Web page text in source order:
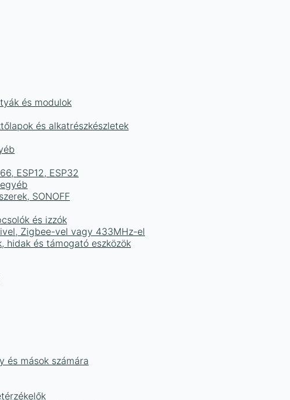
és modulok
és alkatrészkészletek
ESP12, ESP32
SONOFF
és izzók
Zigbee-vel vagy 433MHz-el
hidak és támogató eszközök
és mások számára